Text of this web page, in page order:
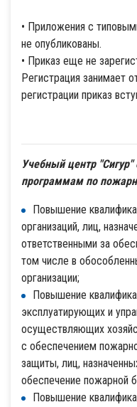
• Приложения с
не опубликованы.
• Приказ еще не
Регистрация занимает
регистрации приказ
Учебный центр
программам по
Повышение
организаций, лиц,
ответственными за
том числе в
организации;
Повышение
эксплуатирующих и
осуществляющих
с обеспечением
защиты, лиц,
обеспечение пожарной
Повышение